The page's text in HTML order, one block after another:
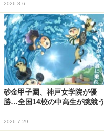
2026.8.6
砂金甲子園、神戸女学院が優
勝…全国14校の中高生が腕競う
2026.7.29